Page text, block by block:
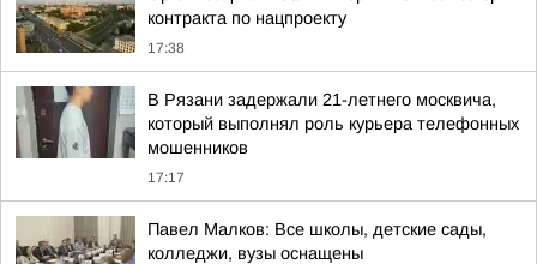
контракта по нацпроекту
17:38
В Рязани задержали 21-летнего москвича,
который выполнял роль курьера телефонных
мошенников
17:17
Павел Малков: Все школы, детские сады,
колледжи, вузы оснащены